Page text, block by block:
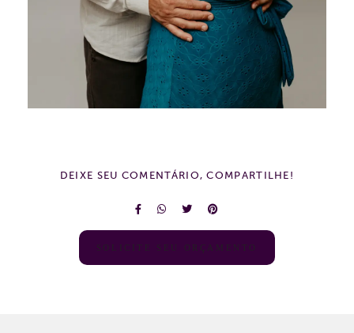
DEIXE SEU COMENTÁRIO, COMPARTILHE!
SOLICITE SEU ORÇAMENTO